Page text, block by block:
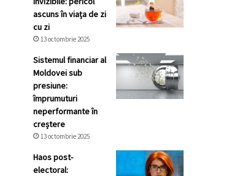
ascuns în viața de zi
cu zi
13 octombrie 2025
Sistemul financiar al
Moldovei sub
presiune:
împrumuturi
neperformante în
creștere
13 octombrie 2025
Haos post-
electoral: